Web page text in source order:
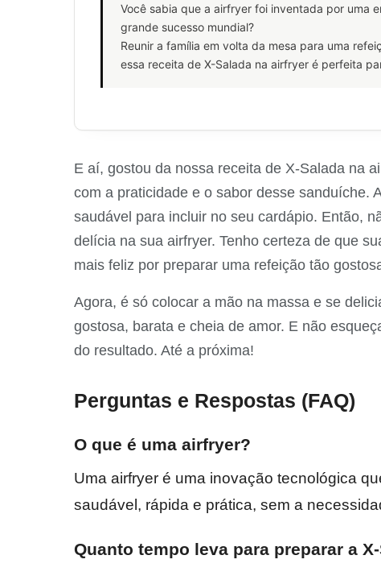
Você sabia que a airfryer foi inventada por uma
grande sucesso mundial?
Reunir a família em volta da mesa para uma
essa receita de X-Salada na airfryer é perfeita
E aí, gostou da nossa receita de X-Salada na
com a praticidade e o sabor desse sanduíche.
saudável para incluir no seu cardápio. Então,
delícia na sua airfryer. Tenho certeza de que
mais feliz por preparar uma refeição tão
Agora, é só colocar a mão na massa e se
gostosa, barata e cheia de amor. E não
do resultado. Até a próxima!
Perguntas e Respostas (FAQ)
O que é uma airfryer?
Uma airfryer é uma inovação tecnológica
saudável, rápida e prática, sem a
Quanto tempo leva para preparar a